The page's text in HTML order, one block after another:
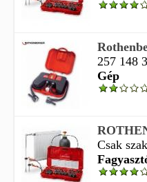
257 148
Gép
Csak